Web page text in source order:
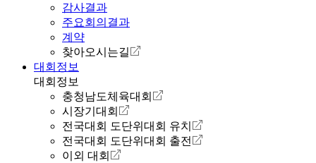
감사결과
주요회의결과
계약
찾아오시는길
대회정보
대회정보
충청남도체육대회
시장기대회
전국대회 도단위대회 유치
전국대회 도단위대회 출전
이외 대회